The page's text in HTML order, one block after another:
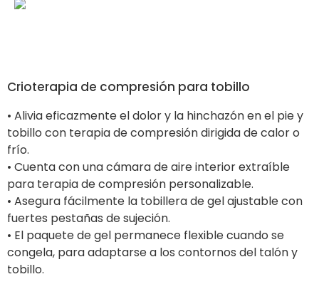
Crioterapia de compresión para tobillo
• Alivia eficazmente el dolor y la hinchazón en el pie y
tobillo con terapia de compresión dirigida de calor o
frío.
• Cuenta con una cámara de aire interior extraíble
para terapia de compresión personalizable.
• Asegura fácilmente la tobillera de gel ajustable con
fuertes pestañas de sujeción.
• El paquete de gel permanece flexible cuando se
congela, para adaptarse a los contornos del talón y
tobillo.